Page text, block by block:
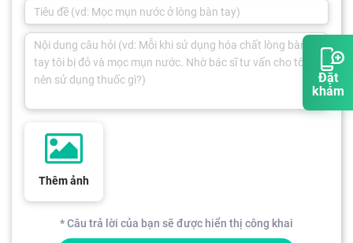
Đặt
khám
Thêm ảnh
* Câu trả lời của bạn sẽ được hiển thị công khai